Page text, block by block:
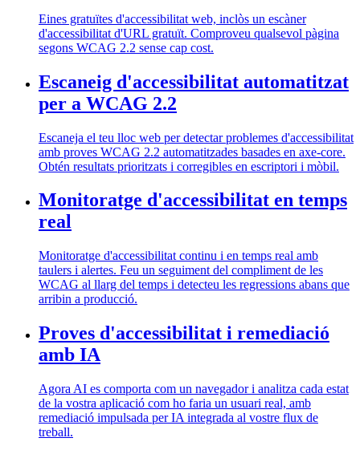
Eines gratuïtes d'accessibilitat web, inclòs un escàner
d'accessibilitat d'URL gratuït. Comproveu qualsevol pàgina
segons WCAG 2.2 sense cap cost.
Escaneig d'accessibilitat automatitzat
per a WCAG 2.2
Escaneja el teu lloc web per detectar problemes d'accessibilitat
amb proves WCAG 2.2 automatitzades basades en axe-core.
Obtén resultats prioritzats i corregibles en escriptori i mòbil.
Monitoratge d'accessibilitat en temps
real
Monitoratge d'accessibilitat continu i en temps real amb
taulers i alertes. Feu un seguiment del compliment de les
WCAG al llarg del temps i detecteu les regressions abans que
arribin a producció.
Proves d'accessibilitat i remediació
amb IA
Agora AI es comporta com un navegador i analitza cada estat
de la vostra aplicació com ho faria un usuari real, amb
remediació impulsada per IA integrada al vostre flux de
treball.